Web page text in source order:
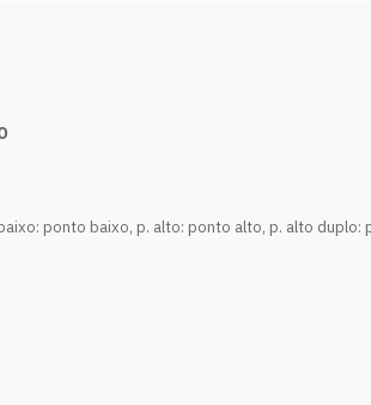
ponto baixo, p. alto: ponto alto, p. alto